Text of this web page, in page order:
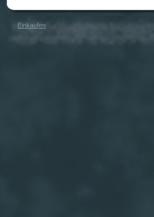
Einkaufen